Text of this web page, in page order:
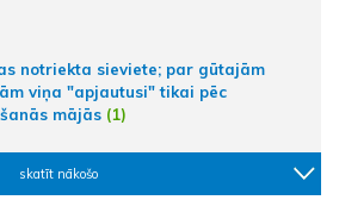
notriekta sieviete; par gūtajām
viņa "apjautusi" tikai pēc
mājās (1)
skatīt nākošo